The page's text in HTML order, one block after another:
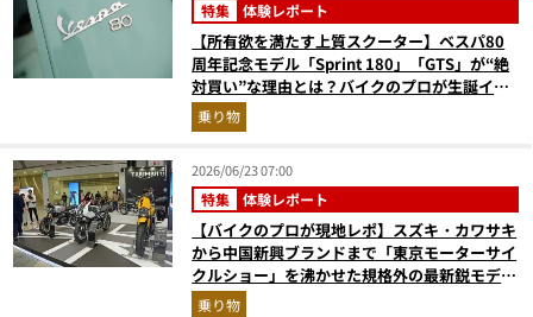
特集 体験レポート
【所有欲を満たす上質スクーター】ベスパ80
周年記念モデル「Sprint 180」「GTS」が“絶
対買い”な理由とは？バイクのプロが生誕イベ
ントから実車レビュー！
乗り物
2026/06/23 07:00
特集 体験レポート
【バイクのプロが現地レポ】スズキ・カワサキ
から中国新興ブランドまで「東京モーターサイ
クルショー」を沸かせた規格外の最新鋭モデル
をピックアップ！
乗り物